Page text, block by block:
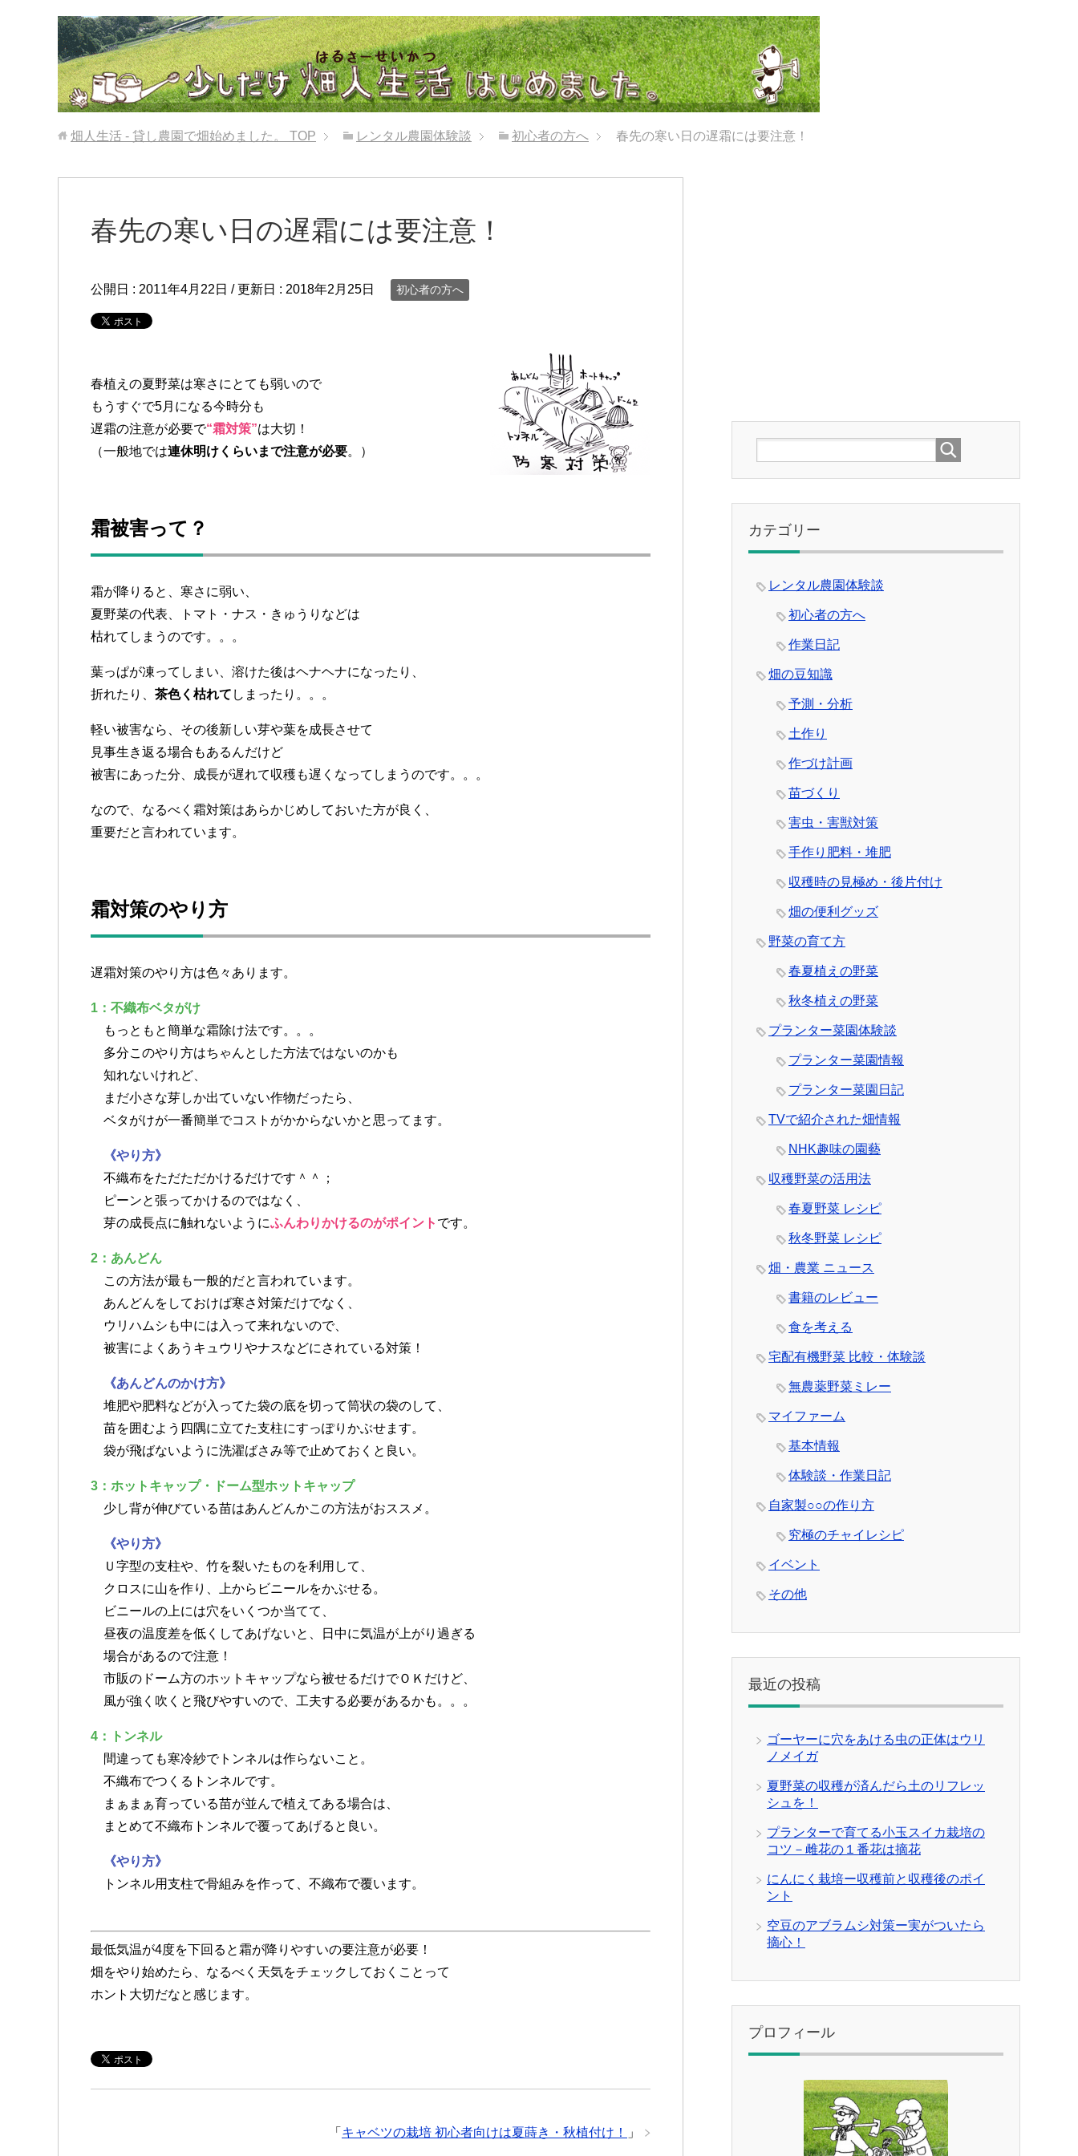
畑人生活 - 貸し農園で畑始めました。 TOP レンタル農園体験談 初心者の方へ 春先の寒い日の遅霜には要注意！
春先の寒い日の遅霜には要注意！
公開日 : 2011年4月22日 / 更新日 : 2018年2月25日 初心者の方へ
春植えの夏野菜は寒さにとても弱いので
もうすぐで5月になる今時分も
遅霜の注意が必要で“霜対策”は大切！
（一般地では連休明けくらいまで注意が必要。）
霜被害って？
霜が降りると、寒さに弱い、
夏野菜の代表、トマト・ナス・きゅうりなどは
枯れてしまうのです。。。
葉っぱが凍ってしまい、溶けた後はヘナヘナになったり、
折れたり、 茶色く枯れて しまったり。。。
軽い被害なら、その後新しい芽や葉を成長させて
見事生き返る場合もあるんだけど
被害にあった分、成長が遅れて収穫も遅くなってしまうのです。。。
なので、なるべく霜対策はあらかじめしておいた方が良く、
重要だと言われています。
霜対策のやり方
遅霜対策のやり方は色々あります。
1：不織布ベタがけ
もっともと簡単な霜除け法です。。。
多分このやり方はちゃんとした方法ではないのかも
知れないけれど、
まだ小さな芽しか出ていない作物だったら、
ベタがけが一番簡単でコストがかからないかと思ってます。
《やり方》
不織布をただただかけるだけです＾＾；
ピーンと張ってかけるのではなく、
芽の成長点に触れないようにふんわりかけるのがポイント です。
2：あんどん
この方法が最も一般的だと言われています。
あんどんをしておけば寒さ対策だけでなく、
ウリハムシも中には入って来れないので、
被害によくあうキュウリやナスなどにされている対策！
《あんどんのかけ方》
堆肥や肥料などが入ってた袋の底を切って筒状の袋のして、
苗を囲むよう四隅に立てた支柱にすっぽりかぶせます。
袋が飛ばないように洗濯ばさみ等で止めておくと良い。
3：ホットキャップ・ドーム型ホットキャップ
少し背が伸びている苗はあんどんかこの方法がおススメ。
《やり方》
Ｕ字型の支柱や、竹を裂いたものを利用して、
クロスに山を作り、上からビニールをかぶせる。
ビニールの上には穴をいくつか当てて、
昼夜の温度差を低くしてあげないと、日中に気温が上がり過ぎる
場合があるので注意！
市販のドーム方のホットキャップなら被せるだけでＯＫだけど、
風が強く吹くと飛びやすいので、工夫する必要があるかも。。。
4：トンネル
間違っても寒冷紗でトンネルは作らないこと。
不織布でつくるトンネルです。
まぁまぁ育っている苗が並んで植えてある場合は、
まとめて不織布トンネルで覆ってあげると良い。
《やり方》
トンネル用支柱で骨組みを作って、不織布で覆います。
最低気温が4度を下回ると霜が降りやすいの要注意が必要！
畑をやり始めたら、なるべく天気をチェックしておくことって
ホント大切だなと感じます。
「 キャベツの栽培 初心者向けは夏蒔き・秋植付け！ 」
カテゴリー
レンタル農園体験談
初心者の方へ
作業日記
畑の豆知識
予測・分析
土作り
作づけ計画
苗づくり
害虫・害獣対策
手作り肥料・堆肥
収穫時の見極め・後片付け
畑の便利グッズ
野菜の育て方
春夏植えの野菜
秋冬植えの野菜
プランター菜園体験談
プランター菜園情報
プランター菜園日記
TVで紹介された畑情報
NHK趣味の園藝
収穫野菜の活用法
春夏野菜 レシピ
秋冬野菜 レシピ
畑・農業 ニュース
書籍のレビュー
食を考える
宅配有機野菜 比較・体験談
無農薬野菜ミレー
マイファーム
基本情報
体験談・作業日記
自家製○○の作り方
究極のチャイレシピ
イベント
その他
最近の投稿
ゴーヤーに穴をあける虫の正体はウリ
ノメイガ
夏野菜の収穫が済んだら土のリフレッ
シュを！
プランターで育てる小玉スイカ栽培の
コツ－雌花の１番花は摘花
にんにく栽培ー収穫前と収穫後のポイ
ント
空豆のアブラムシ対策ー実がついたら
摘心！
プロフィール